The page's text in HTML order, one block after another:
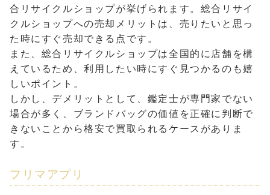
合リサイクルショップが挙げられます。総合リサイ
クルショップへの売却メリットは、売りたいと思っ
た時にすぐ売却できる点です。
また、総合リサイクルショップは全国的に店舗を構
えているため、利用したい時にすぐ見つかるのも嬉
しいポイント。
しかし、デメリットとして、鑑定士が専門家でない
場合が多く、ブランドバッグの価値を正確に判断で
きないことから格安で買取られるケースがありま
す。
フリマアプリ